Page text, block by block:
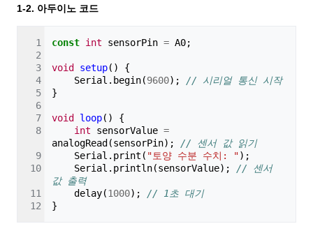
1-2. 아두이노 코드
const int sensorPin = A0;
void setup()
{
Serial . begin(9600);
// 시리얼 통신 시작
}
void loop()
{
int
sensorValue =
analogRead (sensorPin);
// 센서 값 읽기
Serial . print ( "토양 수분 수치: ");
Serial . println(sensorValue);
// 센서
값 출력
delay(1000);
// 1초 대기
}